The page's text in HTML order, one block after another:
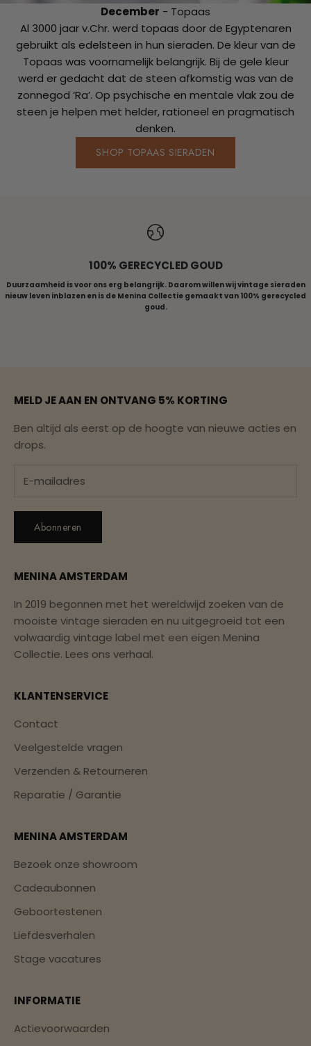
December - Topaas
Al 3000 jaar v.Chr. werd topaas door de Egyptenaren
gebruikt als edelsteen in hun sieraden. De kleur van de
Topaas was voornamelijk belangrijk. Bij de gele kleur
werd er gedacht dat de steen afkomstig was van de
zonnegod ‘Ra’. Op psychische en mentale vlak zou de
steen je helpen met helder, rationeel en pragmatisch
denken.
SHOP TOPAAS SIERADEN
ALLE RINGEN
100% GERECYCLED GOUD
Duurzaamheid is voor ons erg belangrijk. Daarom willen wij vintage sieraden
nieuw leven inblazen en is de Menina Collectie gemaakt van 100% gerecycled
goud.
MELD JE AAN EN ONTVANG 5% KORTING
Ben altijd als eerst op de hoogte van nieuwe acties en
drops.
Abonneren
MENINA AMSTERDAM
In 2019 begonnen met het wereldwijd zoeken van de
mooiste vintage sieraden en nu uitgegroeid tot een
volwaardig vintage label met een eigen Menina
Collectie. Lees ons verhaal.
KLANTENSERVICE
Contact
Veelgestelde vragen
Verzenden & Retourneren
Reparatie / Garantie
MENINA AMSTERDAM
Bezoek onze showroom
Cadeaubonnen
Geboortestenen
Liefdesverhalen
Stage vacatures
INFORMATIE
Actievoorwaarden